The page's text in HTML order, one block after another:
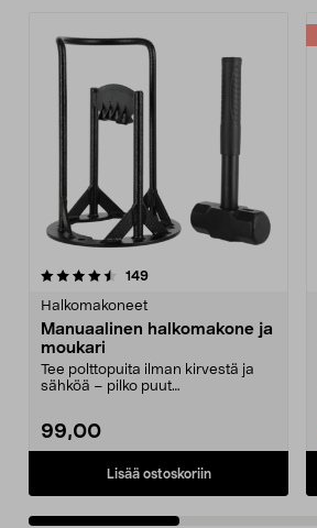
149arvostelut
Halkomakoneet
Manuaalinen halkomakone ja
moukari
Tee polttopuita ilman kirvestä ja
sähköä – pilko puut
99,00
Lisää ostoskoriin
4.0 viidestä